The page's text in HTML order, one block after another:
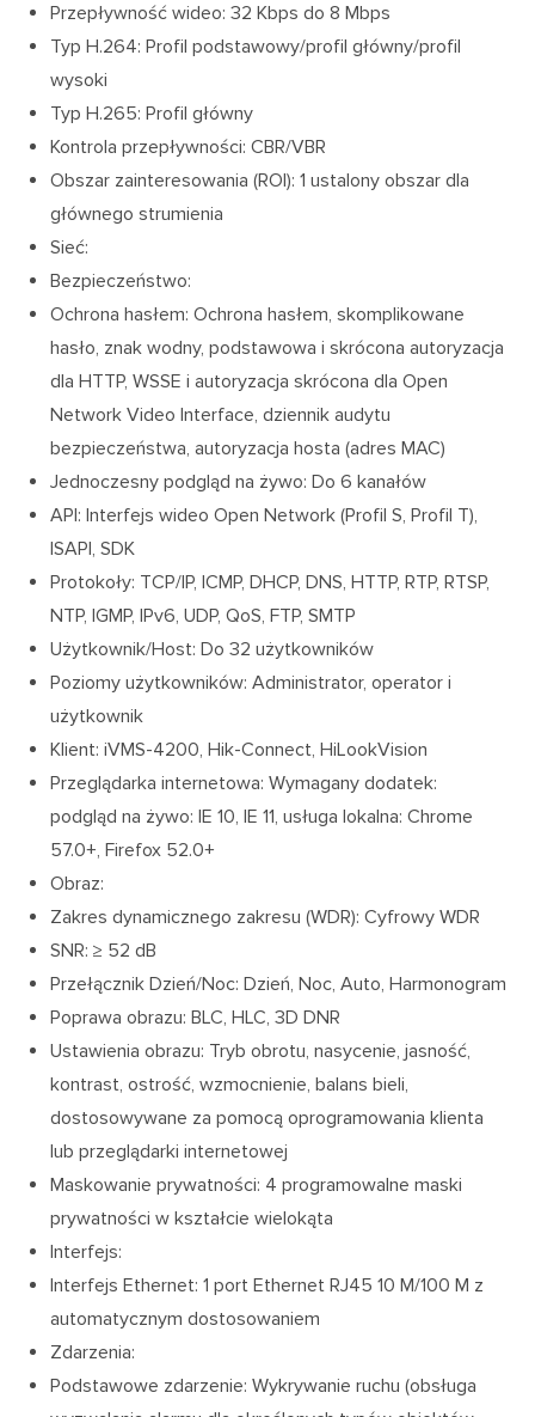
Przepływność wideo: 32 Kbps do 8 Mbps
Typ H.264: Profil podstawowy/profil główny/profil
wysoki
Typ H.265: Profil główny
Kontrola przepływności: CBR/VBR
Obszar zainteresowania (ROI): 1 ustalony obszar dla
głównego strumienia
Sieć:
Bezpieczeństwo:
Ochrona hasłem: Ochrona hasłem, skomplikowane
hasło, znak wodny, podstawowa i skrócona autoryzacja
dla HTTP, WSSE i autoryzacja skrócona dla Open
Network Video Interface, dziennik audytu
bezpieczeństwa, autoryzacja hosta (adres MAC)
Jednoczesny podgląd na żywo: Do 6 kanałów
API: Interfejs wideo Open Network (Profil S, Profil T),
ISAPI, SDK
Protokoły: TCP/IP, ICMP, DHCP, DNS, HTTP, RTP, RTSP,
NTP, IGMP, IPv6, UDP, QoS, FTP, SMTP
Użytkownik/Host: Do 32 użytkowników
Poziomy użytkowników: Administrator, operator i
użytkownik
Klient: iVMS-4200, Hik-Connect, HiLookVision
Przeglądarka internetowa: Wymagany dodatek:
podgląd na żywo: IE 10, IE 11, usługa lokalna: Chrome
57.0+, Firefox 52.0+
Obraz:
Zakres dynamicznego zakresu (WDR): Cyfrowy WDR
SNR: ≥ 52 dB
Przełącznik Dzień/Noc: Dzień, Noc, Auto, Harmonogram
Poprawa obrazu: BLC, HLC, 3D DNR
Ustawienia obrazu: Tryb obrotu, nasycenie, jasność,
kontrast, ostrość, wzmocnienie, balans bieli,
dostosowywane za pomocą oprogramowania klienta
lub przeglądarki internetowej
Maskowanie prywatności: 4 programowalne maski
prywatności w kształcie wielokąta
Interfejs:
Interfejs Ethernet: 1 port Ethernet RJ45 10 M/100 M z
automatycznym dostosowaniem
Zdarzenia:
Podstawowe zdarzenie: Wykrywanie ruchu (obsługa